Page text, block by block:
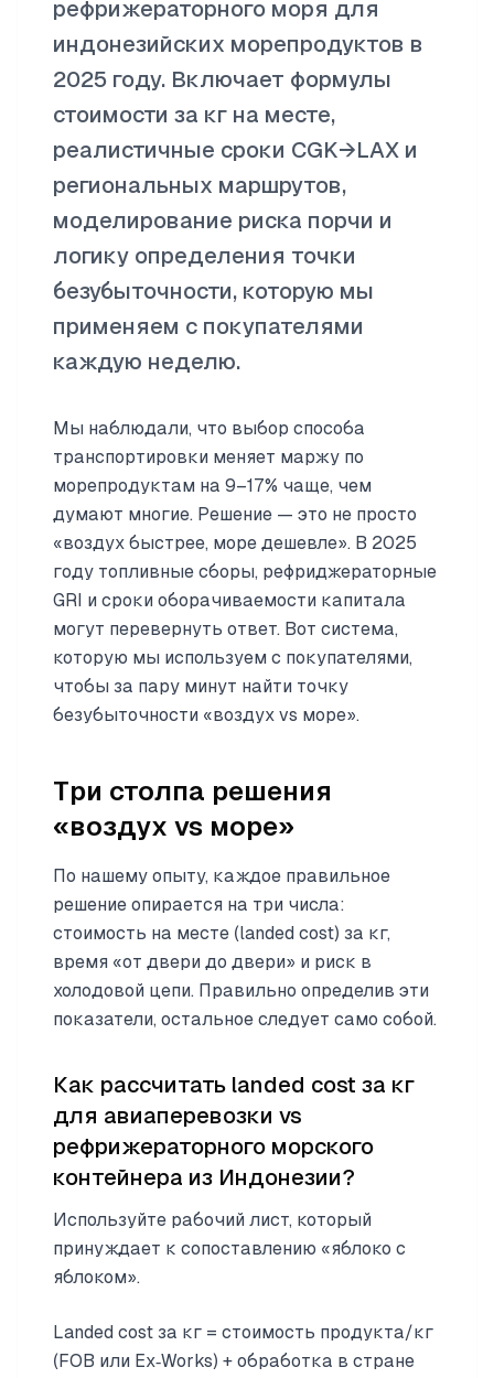
рефрижераторного моря для
индонезийских морепродуктов в
2025 году. Включает формулы
стоимости за кг на месте,
реалистичные сроки CGK→LAX и
региональных маршрутов,
моделирование риска порчи и
логику определения точки
безубыточности, которую мы
применяем с покупателями
каждую неделю.
Мы наблюдали, что выбор способа
транспортировки меняет маржу по
морепродуктам на 9–17% чаще, чем
думают многие. Решение — это не просто
«воздух быстрее, море дешевле». В 2025
году топливные сборы, рефриджераторные
GRI и сроки оборачиваемости капитала
могут перевернуть ответ. Вот система,
которую мы используем с покупателями,
чтобы за пару минут найти точку
безубыточности «воздух vs море».
Три столпа решения
«воздух vs море»
По нашему опыту, каждое правильное
решение опирается на три числа:
стоимость на месте (landed cost) за кг,
время «от двери до двери» и риск в
холодовой цепи. Правильно определив эти
показатели, остальное следует само собой.
Как рассчитать landed cost за кг
для авиаперевозки vs
рефрижераторного морского
контейнера из Индонезии?
Используйте рабочий лист, который
принуждает к сопоставлению «яблоко с
яблоком».
Landed cost за кг = стоимость продукта/кг
(FOB или Ex‑Works) + обработка в стране